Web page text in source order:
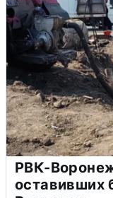
РВК-
оставивших